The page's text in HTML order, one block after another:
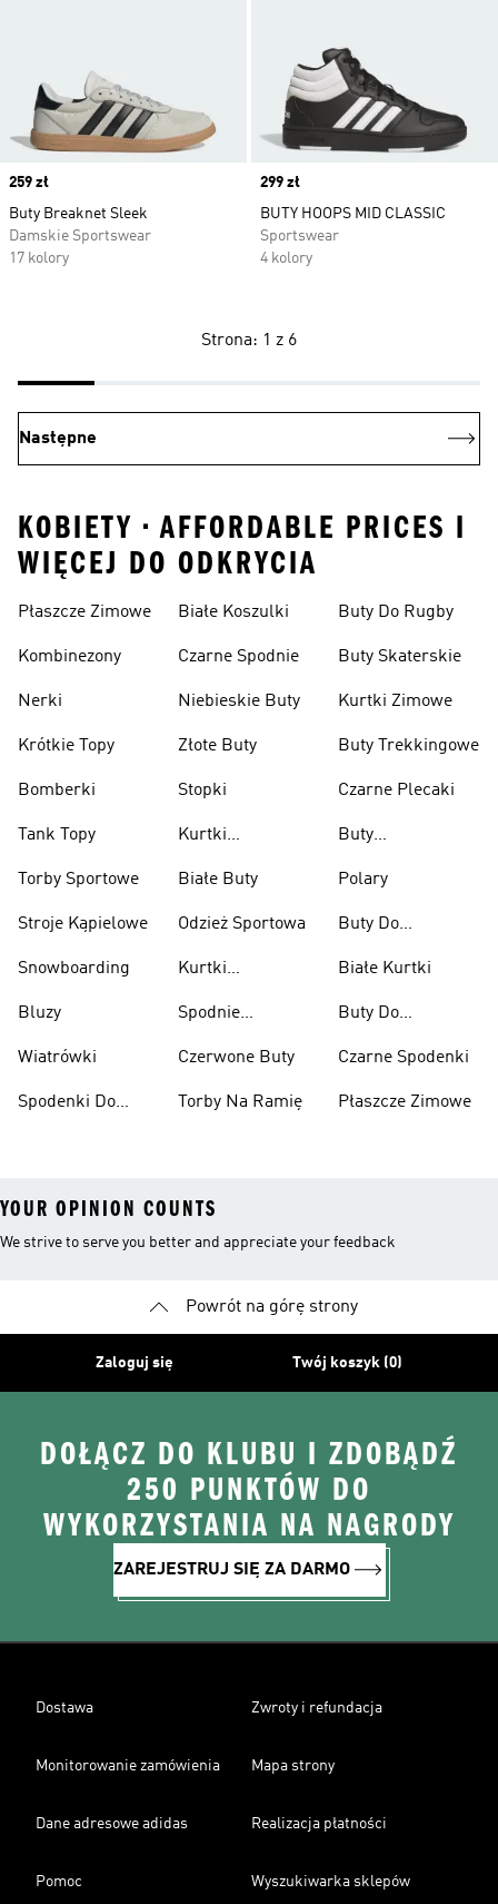
Price
259 zł
Buty Breaknet Sleek
Damskie Sportswear
17 kolory
Price
299 zł
BUTY HOOPS MID CLASSIC
Sportswear
4 kolory
Strona: 1 z 6
Następne
KOBIETY • AFFORDABLE PRICES I
WIĘCEJ DO ODKRYCIA
Płaszcze Zimowe
Kombinezony
Nerki
Krótkie Topy
Bomberki
Tank Topy
Torby Sportowe
Stroje Kąpielowe
Snowboarding
Bluzy
Wiatrówki
Spodenki Do
Białe Koszulki
Czarne Spodnie
Niebieskie Buty
Złote Buty
Stopki
Kurtki
Białe Buty
Odzież Sportowa
Kurtki
Spodnie
Czerwone Buty
Torby Na Ramię
Buty Do Rugby
Buty Skaterskie
Kurtki Zimowe
Buty Trekkingowe
Czarne Plecaki
Buty
Polary
Buty Do
Ciężarów
Białe Kurtki
Buty Do
Czarne Spodenki
Płaszcze Zimowe
YOUR OPINION COUNTS
We strive to serve you better and appreciate your feedback
Powrót na górę strony
Zaloguj się Twój koszyk (0)
DOŁĄCZ DO KLUBU I ZDOBĄDŹ
250 PUNKTÓW DO
WYKORZYSTANIA NA NAGRODY
ZAREJESTRUJ SIĘ ZA DARMO
Dostawa Zwroty i refundacja
Monitorowanie zamówienia Mapa strony
Dane adresowe adidas Realizacja płatności
Pomoc Wyszukiwarka sklepów